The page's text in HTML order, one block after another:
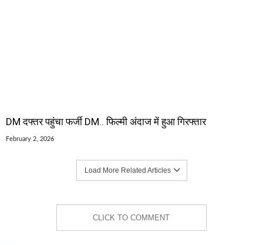
DM दफ्तर पहुंचा फर्जी DM.. फिल्मी अंदाज में हुआ गिरफ्तार
February 2, 2026
Load More Related Articles
CLICK TO COMMENT